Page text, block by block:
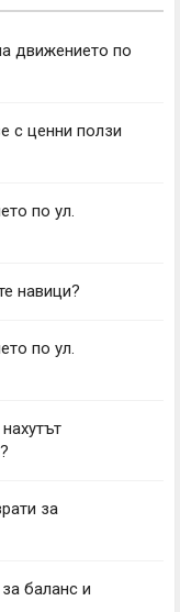
движението по
с ценни ползи
по ул.
навици?
по ул.
за
баланс и